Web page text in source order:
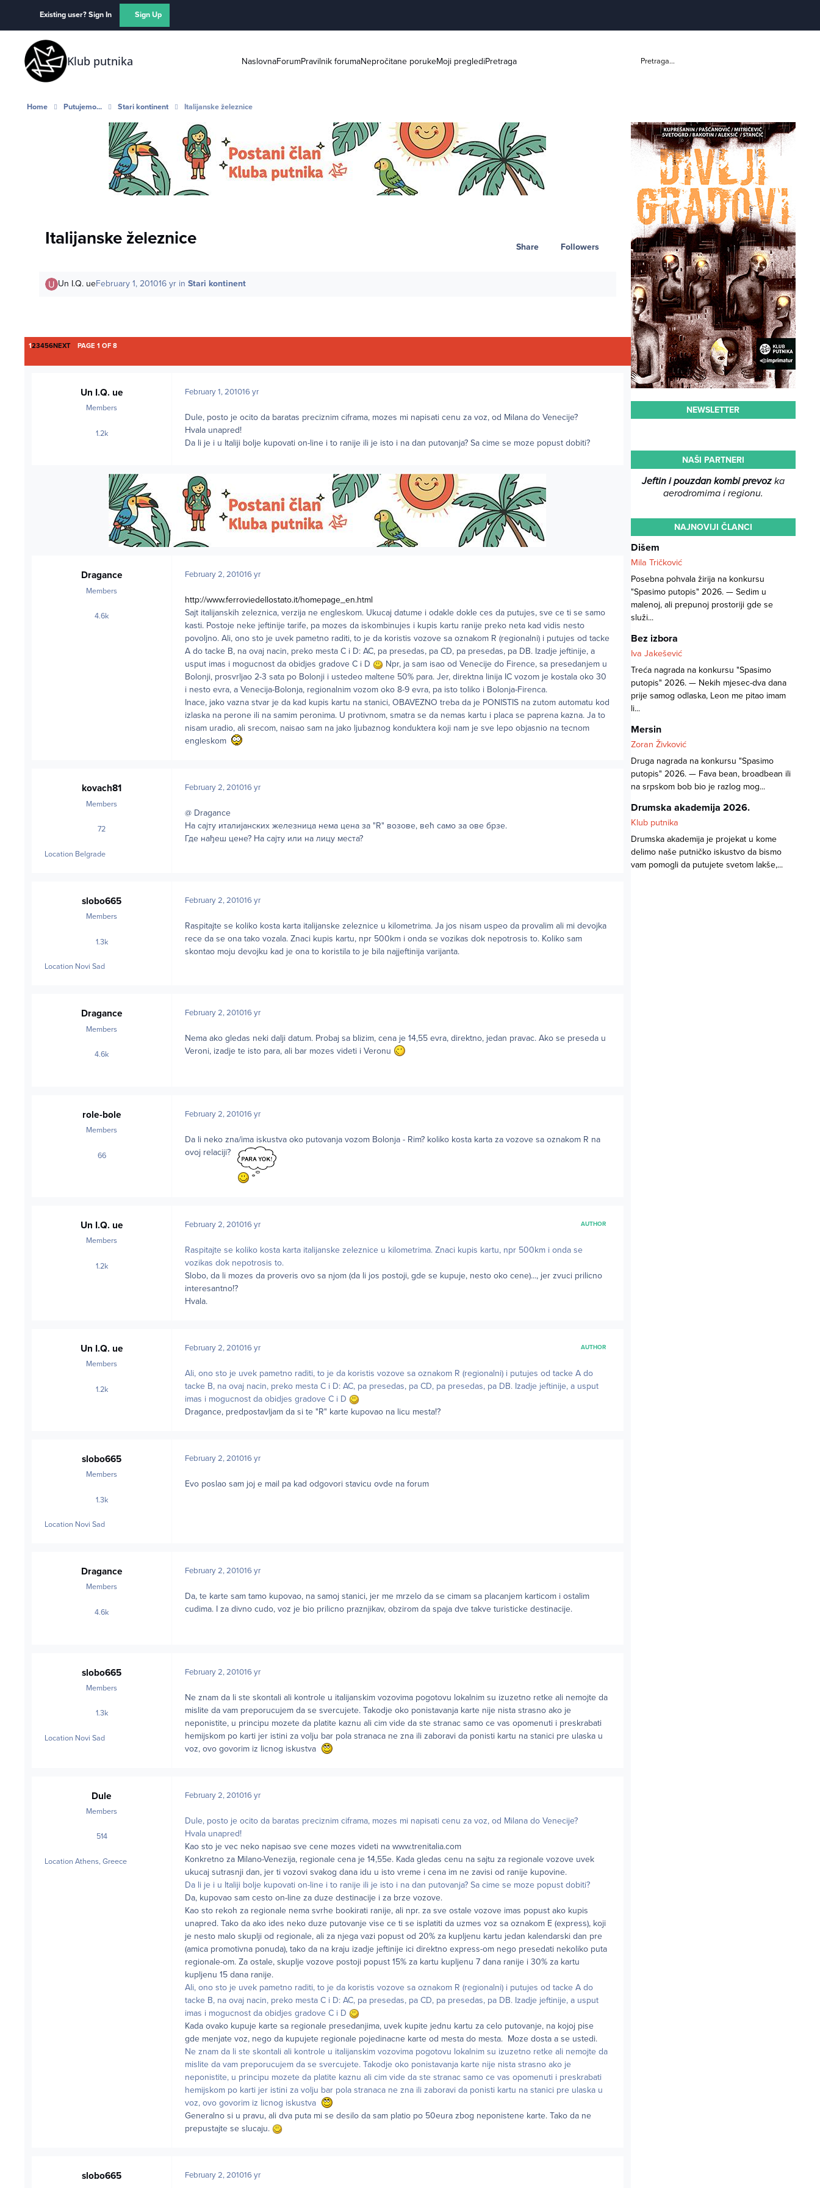
Existing user? Sign In Sign Up
Klub putnika NaslovnaForumPravilnik forumaNepročitane porukeMoji preglediPretraga Pretraga...
Home Putujemo... Stari kontinent Italijanske železnice
Italijanske železnice Share Followers
Un I.Q. ueFebruary 1, 201016 yrin Stari kontinent
123456NEXTLAST PAGE
PAGE 1 OF 8
Un I.Q. ue
Members
1.2kposts
February 1, 201016 yr
Dule, posto je ocito da baratas preciznim ciframa, mozes mi napisati cenu za voz, od Milana do Venecije?
Hvala unapred!
Da li je i u Italiji bolje kupovati on-line i to ranije ili je isto i na dan putovanja? Sa cime se moze popust dobiti?
Dragance
Members
4.6kposts
February 2, 201016 yr
http://www.ferroviedellostato.it/homepage_en.html
Sajt italijanskih zeleznica, verzija ne engleskom. Ukucaj datume i odakle dokle ces da putujes, sve ce ti se samo
kasti. Postoje neke jeftinije tarife, pa mozes da iskombinujes i kupis kartu ranije preko neta kad vidis nesto
povoljno. Ali, ono sto je uvek pametno raditi, to je da koristis vozove sa oznakom R (regionalni) i putujes od tacke
A do tacke B, na ovaj nacin, preko mesta C i D: AC, pa presedas, pa CD, pa presedas, pa DB. Izadje jeftinije, a
usput imas i mogucnost da obidjes gradove C i D
Npr, ja sam isao od Venecije do Firence, sa presedanjem u
Bolonji, prosvrljao 2-3 sata po Bolonji i ustedeo maltene 50% para. Jer, direktna linija IC vozom je kostala oko 30
i nesto evra, a Venecija-Bolonja, regionalnim vozom oko 8-9 evra, pa isto toliko i Bolonja-Firenca.
Inace, jako vazna stvar je da kad kupis kartu na stanici, OBAVEZNO treba da je PONISTIS na zutom automatu kod
izlaska na perone ili na samim peronima. U protivnom, smatra se da nemas kartu i placa se paprena kazna. Ja to
nisam uradio, ali srecom, naisao sam na jako ljubaznog konduktera koji nam je sve lepo objasnio na tecnom
engleskom
kovach81
Members
72posts
Location Belgrade
February 2, 201016 yr
@ Dragance
На сајту италијанских железница нема цена за "R" возове, већ само за ове брзе.
Где нађеш цене? На сајту или на лицу места?
slobo665
Members
1.3kposts
Location Novi Sad
February 2, 201016 yr
Raspitajte se koliko kosta karta italijanske zeleznice u kilometrima. Ja jos nisam uspeo da provalim ali mi devojka
rece da se ona tako vozala. Znaci kupis kartu, npr 500km i onda se vozikas dok nepotrosis to. Koliko sam
skontao moju devojku kad je ona to koristila to je bila najjeftinija varijanta.
Dragance
Members
4.6kposts
February 2, 201016 yr
Nema ako gledas neki dalji datum. Probaj sa blizim, cena je 14,55 evra, direktno, jedan pravac. Ako se preseda u
Veroni, izadje te isto para, ali bar mozes videti i Veronu
role-bole
Members
66posts
February 2, 201016 yr
Da li neko zna/ima iskustva oko putovanja vozom Bolonja - Rim? koliko kosta karta za vozove sa oznakom R na
ovoj relaciji?
Un I.Q. ue
Members
1.2kposts
February 2, 201016 yr AUTHOR
Raspitajte se koliko kosta karta italijanske zeleznice u kilometrima. Znaci kupis kartu, npr 500km i onda se
vozikas dok nepotrosis to.
Slobo, da li mozes da proveris ovo sa njom (da li jos postoji, gde se kupuje, nesto oko cene)..., jer zvuci prilicno
interesantno!?
Hvala.
Un I.Q. ue
Members
1.2kposts
February 2, 201016 yr AUTHOR
Ali, ono sto je uvek pametno raditi, to je da koristis vozove sa oznakom R (regionalni) i putujes od tacke A do
tacke B, na ovaj nacin, preko mesta C i D: AC, pa presedas, pa CD, pa presedas, pa DB. Izadje jeftinije, a usput
imas i mogucnost da obidjes gradove C i D
Dragance, predpostavljam da si te "R" karte kupovao na licu mesta!?
slobo665
Members
1.3kposts
Location Novi Sad
February 2, 201016 yr
Evo poslao sam joj e mail pa kad odgovori stavicu ovde na forum
Dragance
Members
4.6kposts
February 2, 201016 yr
Da, te karte sam tamo kupovao, na samoj stanici, jer me mrzelo da se cimam sa placanjem karticom i ostalim
cudima. I za divno cudo, voz je bio prilicno praznjikav, obzirom da spaja dve takve turisticke destinacije.
slobo665
Members
1.3kposts
Location Novi Sad
February 2, 201016 yr
Ne znam da li ste skontali ali kontrole u italijanskim vozovima pogotovu lokalnim su izuzetno retke ali nemojte da
mislite da vam preporucujem da se svercujete. Takodje oko ponistavanja karte nije nista strasno ako je
neponistite, u principu mozete da platite kaznu ali cim vide da ste stranac samo ce vas opomenuti i preskrabati
hemijskom po karti jer istini za volju bar pola stranaca ne zna ili zaboravi da ponisti kartu na stanici pre ulaska u
voz, ovo govorim iz licnog iskustva
Dule
Members
514posts
Location Athens, Greece
February 2, 201016 yr
Dule, posto je ocito da baratas preciznim ciframa, mozes mi napisati cenu za voz, od Milana do Venecije?
Hvala unapred!
Kao sto je vec neko napisao sve cene mozes videti na www.trenitalia.com
Konkretno za Milano-Venezija, regionale cena je 14,55e. Kada gledas cenu na sajtu za regionale vozove uvek
ukucaj sutrasnji dan, jer ti vozovi svakog dana idu u isto vreme i cena im ne zavisi od ranije kupovine.
Da li je i u Italiji bolje kupovati on-line i to ranije ili je isto i na dan putovanja? Sa cime se moze popust dobiti?
Da, kupovao sam cesto on-line za duze destinacije i za brze vozove.
Kao sto rekoh za regionale nema svrhe bookirati ranije, ali npr. za sve ostale vozove imas popust ako kupis
unapred. Tako da ako ides neko duze putovanje vise ce ti se isplatiti da uzmes voz sa oznakom E (express), koji
je nesto malo skuplji od regionale, ali za njega vazi popust od 20% za kupljenu kartu jedan kalendarski dan pre
(amica promotivna ponuda), tako da na kraju izadje jeftinije ici direktno express-om nego presedati nekoliko puta
regionale-om. Za ostale, skuplje vozove postoji popust 15% za kartu kupljenu 7 dana ranije i 30% za kartu
kupljenu 15 dana ranije.
Ali, ono sto je uvek pametno raditi, to je da koristis vozove sa oznakom R (regionalni) i putujes od tacke A do
tacke B, na ovaj nacin, preko mesta C i D: AC, pa presedas, pa CD, pa presedas, pa DB. Izadje jeftinije, a usput
imas i mogucnost da obidjes gradove C i D
Kada ovako kupuje karte sa regionale presedanjima, uvek kupite jednu kartu za celo putovanje, na kojoj pise
gde menjate voz, nego da kupujete regionale pojedinacne karte od mesta do mesta. Moze dosta a se ustedi.
Ne znam da li ste skontali ali kontrole u italijanskim vozovima pogotovu lokalnim su izuzetno retke ali nemojte da
mislite da vam preporucujem da se svercujete. Takodje oko ponistavanja karte nije nista strasno ako je
neponistite, u principu mozete da platite kaznu ali cim vide da ste stranac samo ce vas opomenuti i preskrabati
hemijskom po karti jer istini za volju bar pola stranaca ne zna ili zaboravi da ponisti kartu na stanici pre ulaska u
voz, ovo govorim iz licnog iskustva
Generalno si u pravu, ali dva puta mi se desilo da sam platio po 50eura zbog neponistene karte. Tako da ne
prepustajte se slucaju.
slobo665 February 2, 201016 yr
NEWSLETTER
NAŠI PARTNERI
Jeftin i pouzdan kombi prevozka
aerodromima i regionu.
NAJNOVIJI ČLANCI
Dišem
Mila Tričković
Posebna pohvala žirija na konkursu
"Spasimo putopis" 2026. — Sedim u
malenoj, ali prepunoj prostoriji gde se
služi...
Bez izbora
Iva Jakešević
Treća nagrada na konkursu "Spasimo
putopis" 2026. — Nekih mjesec-dva dana
prije samog odlaska, Leon me pitao imam
li...
Mersin
Zoran Živković
Druga nagrada na konkursu "Spasimo
putopis" 2026. — Fava bean, broadbean ili
na srpskom bob bio je razlog mog...
Drumska akademija 2026.
Klub putnika
Drumska akademija je projekat u kome
delimo naše putničko iskustvo da bismo
vam pomogli da putujete svetom lakše,...